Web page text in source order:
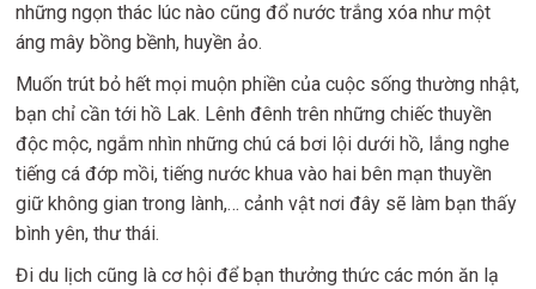
những ngọn thác lúc nào cũng đổ nước trắng xóa như một
áng mây bồng bềnh, huyền ảo.
Muốn trút bỏ hết mọi muộn phiền của cuộc sống thường nhật,
bạn chỉ cần tới hồ Lak. Lênh đênh trên những chiếc thuyền
độc mộc, ngắm nhìn những chú cá bơi lội dưới hồ, lắng nghe
tiếng cá đớp mồi, tiếng nước khua vào hai bên mạn thuyền
giữ không gian trong lành,… cảnh vật nơi đây sẽ làm bạn thấy
bình yên, thư thái.
Đi du lịch cũng là cơ hội để bạn thưởng thức các món ăn lạ